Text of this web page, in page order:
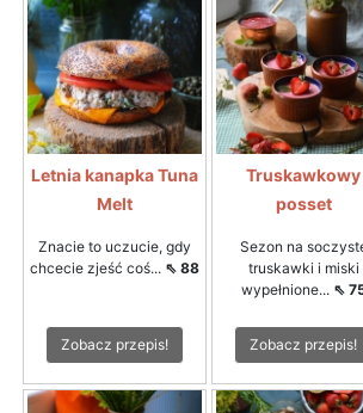
Letnia kanapka Tuna
Melt
Znacie to uczucie, gdy
chcecie zjeść coś... ⇖ 88
Zobacz przepis!
Truskawkowy
posset
Sezon na
truskawki i miski
wypełnione... ⇖
Zobacz przepis!